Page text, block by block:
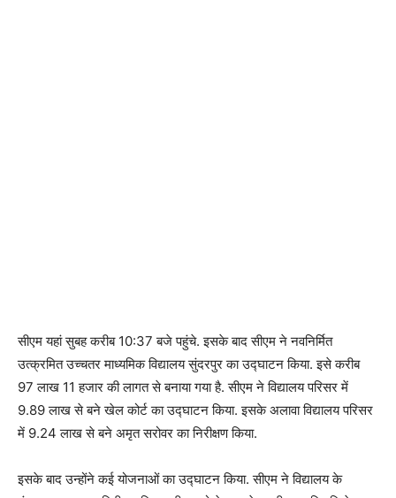
सीएम यहां सुबह करीब 10:37 बजे पहुंचे. इसके बाद सीएम ने नवनिर्मित
उत्क्रमित उच्चतर माध्यमिक विद्यालय सुंदरपुर का उद्घाटन किया. इसे करीब
97 लाख 11 हजार की लागत से बनाया गया है. सीएम ने विद्यालय परिसर में
9.89 लाख से बने खेल कोर्ट का उद्घाटन किया. इसके अलावा विद्यालय परिसर
में 9.24 लाख से बने अमृत सरोवर का निरीक्षण किया.
इसके बाद उन्होंने कई योजनाओं का उद्घाटन किया. सीएम ने विद्यालय के